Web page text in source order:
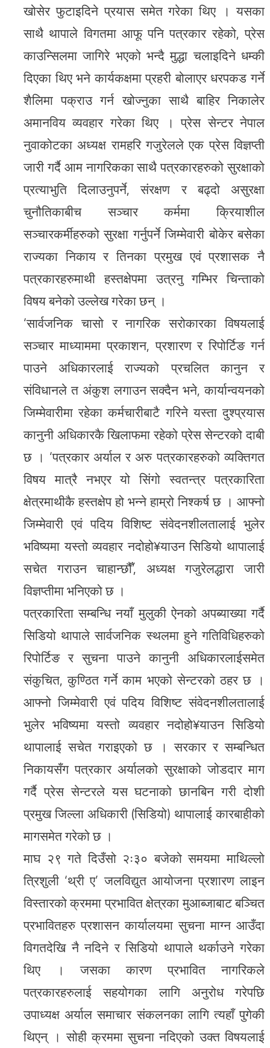
खोसेर फुटाइदिने प्रयास समेत गरेका थिए । यसका
साथै थापाले विगतमा आफू पनि पत्रकार रहेको, प्रेस
काउन्सिलमा जागिरे भएको भन्दै मुद्धा चलाइदिने धम्की
दिएका थिए भने कार्यकक्षमा प्रहरी बोलाएर धरपकड गर्ने
शैलिमा पक्राउ गर्न खोज्नुका साथै बाहिर निकालेर
अमानविय व्यवहार गरेका थिए । प्रेस सेन्टर नेपाल
नुवाकोटका अध्यक्ष रामहरि गजुरेलले एक प्रेस विज्ञप्ती
जारी गर्दै आम नागरिकका साथै पत्रकारहरुको सुरक्षाको
प्रत्याभुति दिलाउनुपर्ने, संरक्षण र बढ्दो असुरक्षा
चुनौतिकाबीच सञ्चार कर्ममा क्रियाशील
सञ्चारकर्मीहरुको सुरक्षा गर्नुपर्ने जिम्मेवारी बोकेर बसेका
राज्यका निकाय र तिनका प्रमुख एवं प्रशासक नै
पत्रकारहरुमाथी हस्तक्षेपमा उत्रनु गम्भिर चिन्ताको
विषय बनेको उल्लेख गरेका छन् ।
‘सार्वजनिक चासो र नागरिक सरोकारका विषयलाई
सञ्चार माध्याममा प्रकाशन, प्रशारण र रिपोर्टिङ गर्न
पाउने अधिकारलाई राज्यको प्रचलित कानुन र
संविधानले त अंकुश लगाउन सक्दैन भने, कार्यान्वयनको
जिम्मेवारीमा रहेका कर्मचारीबाटै गरिने यस्ता दुश्प्रयास
कानुनी अधिकारकै खिलाफमा रहेको प्रेस सेन्टरको दाबी
छ । ‘पत्रकार अर्याल र अरु पत्रकारहरुको व्यक्तिगत
विषय मात्रै नभएर यो सिंगो स्वतन्त्र पत्रकारिता
क्षेत्रमाथीकै हस्तक्षेप हो भन्ने हाम्रो निश्कर्ष छ । आफ्नो
जिम्मेवारी एवं पदिय विशिष्ट संवेदनशीलतालाई भुलेर
भविष्यमा यस्तो व्यवहार नदोहो¥याउन सिडियो थापालाई
सचेत गराउन चाहान्छौँ’, अध्यक्ष गजुरेलद्धारा जारी
विज्ञप्तीमा भनिएको छ ।
पत्रकारिता सम्बन्धि नयाँ मुलुकी ऐनको अपब्याख्या गर्दै
सिडियो थापाले सार्वजनिक स्थलमा हुने गतिविधिहरुको
रिपोर्टिङ र सुचना पाउने कानुनी अधिकारलाईसमेत
संकुचित, कुण्ठित गर्ने काम भएको सेन्टरको ठहर छ ।
आफ्नो जिम्मेवारी एवं पदिय विशिष्ट संवेदनशीलतालाई
भुलेर भविष्यमा यस्तो व्यवहार नदोहो¥याउन सिडियो
थापालाई सचेत गराइएको छ । सरकार र सम्बन्धित
निकायसँग पत्रकार अर्यालको सुरक्षाको जोडदार माग
गर्दै प्रेस सेन्टरले यस घटनाको छानबिन गरी दोशी
प्रमुख जिल्ला अधिकारी (सिडियो) थापालाई कारबाहीको
मागसमेत गरेको छ ।
माघ २९ गते दिउँसो २ः३० बजेको समयमा माथिल्लो
त्रिशुली ‘थ्री ए’ जलविद्युत आयोजना प्रशारण लाइन
विस्तारको क्रममा प्रभावित क्षेत्रका मुआब्जाबाट बञ्चित
प्रभावितहरु प्रशासन कार्यालयमा सुचना माग्न आउँदा
विगतदेखि नै नदिने र सिडियो थापाले थर्काउने गरेका
थिए । जसका कारण प्रभावित नागरिकले
पत्रकारहरुलाई सहयोगका लागि अनुरोध गरेपछि
उपाध्यक्ष अर्याल समाचार संकलनका लागि त्यहाँ पुगेकी
थिएन् । सोही क्रममा सुचना नदिएको उक्त विषयलाई